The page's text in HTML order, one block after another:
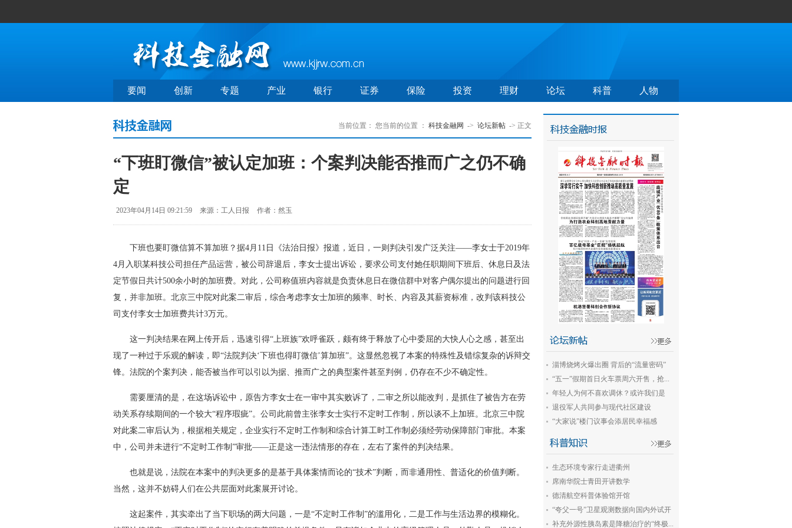
要闻 创新 专题 产业 银行 证券 保险 投资 理财 论坛 科普 人物
当前位置： 您当前的位置 ： 科技金融网 -> 论坛新帖 -> 正文
“下班盯微信”被认定加班：个案判决能否推而广之仍不确
定
2023年04月14日 09:21:59 来源：工人日报 作者：然玉
下班也要盯微信算不算加班？据4月11日《法治日报》报道，近日，一则判决引发广泛关注——李女士于2019年
4月入职某科技公司担任产品运营，被公司辞退后，李女士提出诉讼，要求公司支付她任职期间下班后、休息日及法
定节假日共计500余小时的加班费。对此，公司称值班内容就是负责休息日在微信群中对客户偶尔提出的问题进行回
复，并非加班。北京三中院对此案二审后，综合考虑李女士加班的频率、时长、内容及其薪资标准，改判该科技公
司支付李女士加班费共计3万元。
这一判决结果在网上传开后，迅速引得“上班族”欢呼雀跃，颇有终于释放了心中委屈的大快人心之感，甚至出
现了一种过于乐观的解读，即“法院判决‘下班也得盯微信’算加班”。这显然忽视了本案的特殊性及错综复杂的诉辩交
锋。法院的个案判决，能否被当作可以引以为据、推而广之的典型案件甚至判例，仍存在不少不确定性。
需要厘清的是，在这场诉讼中，原告方李女士在一审中其实败诉了，二审之所以能改判，是抓住了被告方在劳
动关系存续期间的一个较大“程序瑕疵”。公司此前曾主张李女士实行不定时工作制，所以谈不上加班。北京三中院
对此案二审后认为，根据相关规定，企业实行不定时工作制和综合计算工时工作制必须经劳动保障部门审批。本案
中，公司并未进行“不定时工作制”审批——正是这一违法情形的存在，左右了案件的判决结果。
也就是说，法院在本案中的判决更多的是基于具体案情而论的“技术”判断，而非通用性、普适化的价值判断。
当然，这并不妨碍人们在公共层面对此案展开讨论。
这起案件，其实牵出了当下职场的两大问题，一是“不定时工作制”的滥用化，二是工作与生活边界的模糊化。
淄博烧烤火爆出圈 背后的“流量密码”
“五一”假期首日火车票周六开售，抢...
年轻人为何不喜欢调休？或许我们是
在...
退役军人共同参与现代社区建设
“大家说”楼门议事会添居民幸福感
生态环境专家行走进衢州
席南华院士青田开讲数学
德清航空科普体验馆开馆
“夸父一号”卫星观测数据向国内外试开
放
补充外源性胰岛素是降糖治疗的“终极...